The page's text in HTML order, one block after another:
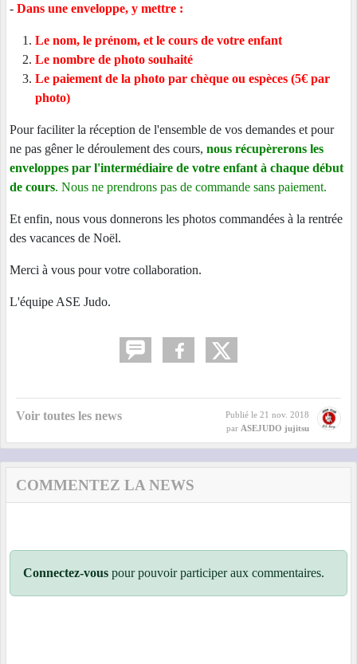
- Dans une enveloppe, y mettre :
Le nom, le prénom, et le cours de votre enfant
Le nombre de photo souhaité
Le paiement de la photo par chèque ou espèces (5€ par
photo)
Pour faciliter la réception de l'ensemble de vos demandes et pour
ne pas gêner le déroulement des cours, nous récupèrerons les
enveloppes par l'intermédiaire de votre enfant à chaque début
de cours. Nous ne prendrons pas de commande sans paiement.
Et enfin, nous vous donnerons les photos commandées à la rentrée
des vacances de Noël.
Merci à vous pour votre collaboration.
L'équipe ASE Judo.
Voir toutes les news Publié le 21 nov. 2018
par ASEJUDO jujitsu
COMMENTEZ LA NEWS
Connectez-vous pour pouvoir participer aux commentaires.